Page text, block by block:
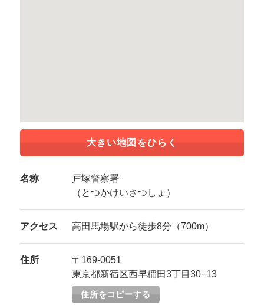
大きい地図をひらく
名称
戸塚警察署
（とつかけいさつしょ）
アクセス 高田馬場駅から徒歩8分（700m）
住所
〒169-0051
東京都新宿区西早稲田3丁目30−13
住所をコピーする